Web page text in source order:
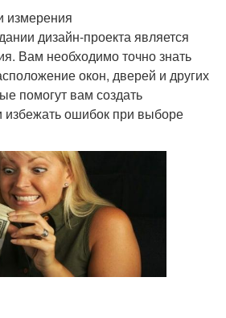
измерения
дизайн-проекта является
Вам необходимо точно знать
окон, дверей и других
помогут вам создать
избежать ошибок при выборе